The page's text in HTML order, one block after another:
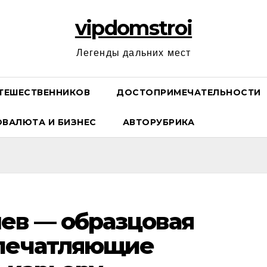
vipdomstroi
Легенды дальних мест
ДОСТОПРИМЕЧАТЕЛЬНОСТИ
И БИЗНЕС АВТОРУБРИКА
— образцовая